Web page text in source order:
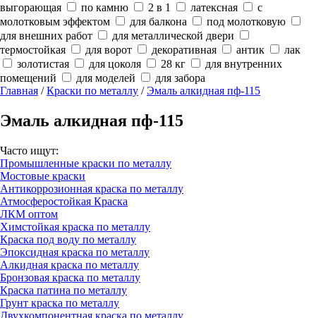
выгорающая
по камню 2 в 1 латексная
с
молотковым эффектом
для балкона
под молотковую
для внешних работ
для металлической двери
термостойкая
для ворот декоративная антик
лак
золотистая
для цоколя 28 кг
для внутренних
помещений
для моделей
для забора
Главная /Краски по металлу /Эмаль алкидная пф-115
Эмаль алкидная пф-115
Часто ищут:
Промышленные краски по металлу
Мостовые краски
Антикоррозионная краска по металлу
Атмосферостойкая Краска
ЛКМ оптом
Химстойкая краска по металлу
Краска под воду по металлу
Эпоксидная краска по металлу
Алкидная краска по металлу
Бронзовая краска по металлу
Краска патина по металлу
Грунт краска по металлу
Двухкомпонентная краска по металлу